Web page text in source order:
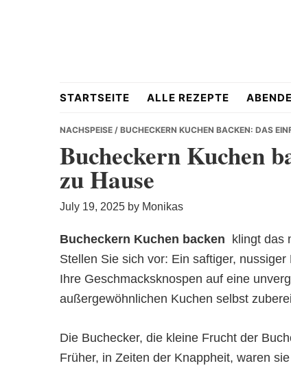
Hausgemacht
&
Lecker
STARTSEITE ALLE REZEPTE
NACHSPEISE / BUCHECKERN KUCHEN BACKEN: DAS
Bucheckern Kuchen
zu Hause
July 19, 2025 by Monikas
Bucheckern Kuchen backen  klingt
Stellen Sie sich vor: Ein saftiger,
Ihre Geschmacksknospen auf eine
außergewöhnlichen Kuchen selbst
Die Buchecker, die kleine Frucht der
Früher, in Zeiten der Knappheit, waren